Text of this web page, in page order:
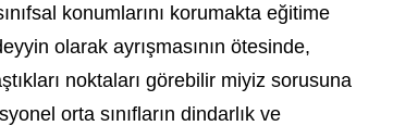
konumlarını korumakta eğitime
olarak ayrışmasının ötesinde,
noktaları görebilir miyiz sorusuna
orta sınıfların dindarlık ve